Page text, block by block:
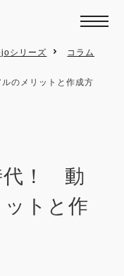
シリーズ
コラム
のメリットと作成方
代！ 動
トと作